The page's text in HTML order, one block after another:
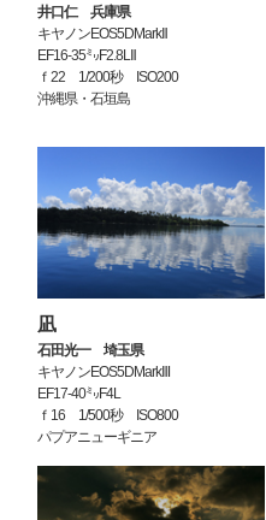
井口仁 兵庫県
キヤノンEOS5DMarkⅡ
EF16-35㍉F2.8LⅡ
ｆ22 1/200秒 ISO200
沖縄県・石垣島
凪
石田光一 埼玉県
キヤノンEOS5DMarkⅢ
EF17-40㍉F4L
ｆ16 1/500秒 ISO800
パプアニューギニア